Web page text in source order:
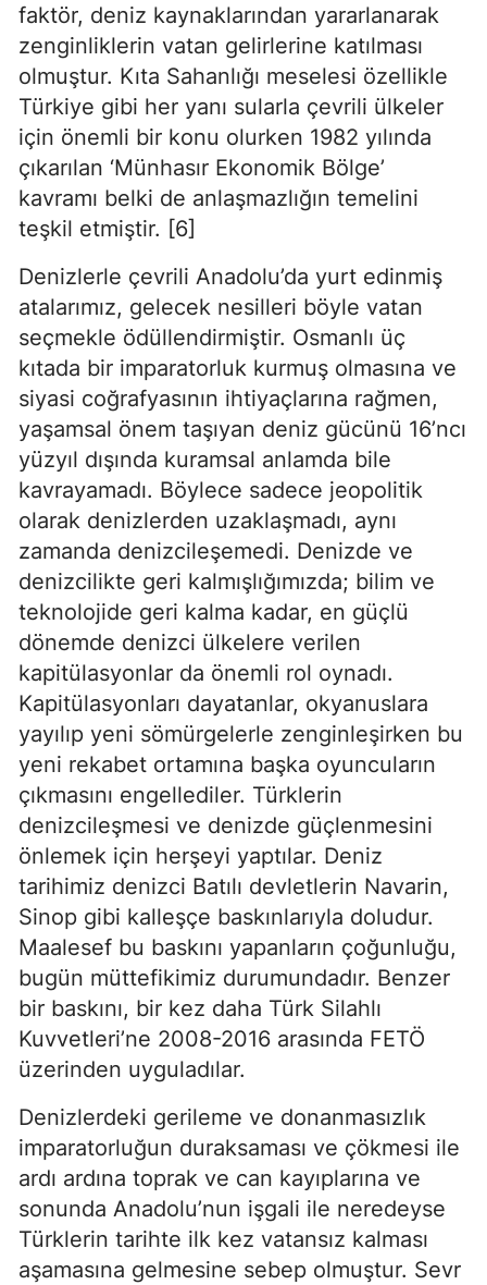
faktör, deniz kaynaklarından yararlanarak
zenginliklerin vatan gelirlerine katılması
olmuştur. Kıta Sahanlığı meselesi özellikle
Türkiye gibi her yanı sularla çevrili ülkeler
için önemli bir konu olurken 1982 yılında
çıkarılan ‘Münhasır Ekonomik Bölge’
kavramı belki de anlaşmazlığın temelini
teşkil etmiştir. [6]
Denizlerle çevrili Anadolu’da yurt edinmiş
atalarımız, gelecek nesilleri böyle vatan
seçmekle ödüllendirmiştir. Osmanlı üç
kıtada bir imparatorluk kurmuş olmasına ve
siyasi coğrafyasının ihtiyaçlarına rağmen,
yaşamsal önem taşıyan deniz gücünü 16’ncı
yüzyıl dışında kuramsal anlamda bile
kavrayamadı. Böylece sadece jeopolitik
olarak denizlerden uzaklaşmadı, aynı
zamanda denizcileşemedi. Denizde ve
denizcilikte geri kalmışlığımızda; bilim ve
teknolojide geri kalma kadar, en güçlü
dönemde denizci ülkelere verilen
kapitülasyonlar da önemli rol oynadı.
Kapitülasyonları dayatanlar, okyanuslara
yayılıp yeni sömürgelerle zenginleşirken bu
yeni rekabet ortamına başka oyuncuların
çıkmasını engellediler. Türklerin
denizcileşmesi ve denizde güçlenmesini
önlemek için herşeyi yaptılar. Deniz
tarihimiz denizci Batılı devletlerin Navarin,
Sinop gibi kalleşçe baskınlarıyla doludur.
Maalesef bu baskını yapanların çoğunluğu,
bugün müttefikimiz durumundadır. Benzer
bir baskını, bir kez daha Türk Silahlı
Kuvvetleri’ne 2008-2016 arasında FETÖ
üzerinden uyguladılar.
Denizlerdeki gerileme ve donanmasızlık
imparatorluğun duraksaması ve çökmesi ile
ardı ardına toprak ve can kayıplarına ve
sonunda Anadolu’nun işgali ile neredeyse
Türklerin tarihte ilk kez vatansız kalması
aşamasına gelmesine sebep olmuştur. Sevr